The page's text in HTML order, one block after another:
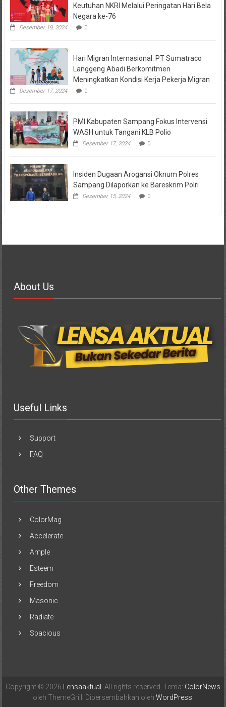
Keutuhan NKRI Melalui Peringatan Hari Bela
Negara ke-76
Desember 19, 2024 0
Hari Migran Internasional: PT Sumatraco
Langgeng Abadi Berkomitmen
Meningkatkan Kondisi Kerja Pekerja Migran
Desember 17, 2024 0
PMI Kabupaten Sampang Fokus Intervensi
WASH untuk Tangani KLB Polio
Desember 17, 2024 0
Insiden Dugaan Arogansi Oknum Polres
Sampang Dilaporkan ke Bareskrim Polri
Desember 15, 2024 0
About Us
Useful Links
Support
FAQ
Other Themes
ColorMag
Accelerate
Ample
Esteem
Freedom
Masonic
Radiate
Spacious
Copyright © 2026 Lensaaktual . All rights reserved. Tema: ColorNews
oleh ThemeGrill. Dipersembahkan oleh WordPress